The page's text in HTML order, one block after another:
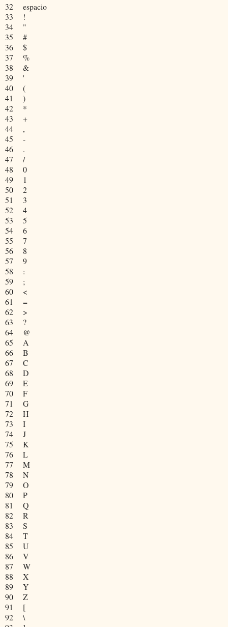
32
espacio
33
!
34
"
35
#
36
$
37
%
38
&
39
'
40
(
41
)
42
*
43
+
44
,
45
-
46
.
47
/
48
0
49
1
50
2
51
3
52
4
53
5
54
6
55
7
56
8
57
9
58
:
59
;
60
<
61
=
62
>
63
?
64
@
65
A
66
B
67
C
68
D
69
E
70
F
71
G
72
H
73
I
74
J
75
K
76
L
77
M
78
N
79
O
80
P
81
Q
82
R
83
S
84
T
85
U
86
V
87
W
88
X
89
Y
90
Z
91
[
92
\